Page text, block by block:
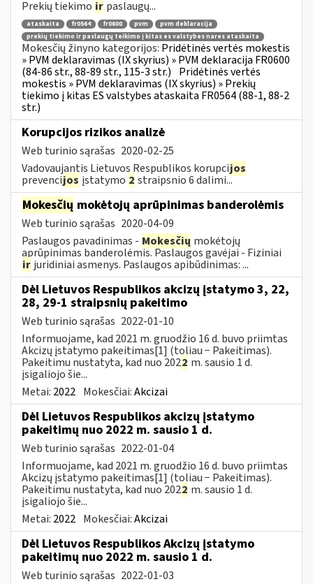
Prekių tiekimo ir paslaugų...
ataskaita fr0564 fr0600 pvm
pvm deklaracija
prekių tiekimo ir paslaugų teikimo į kitas es valstybes nares ataskaita
Mokesčių žinyno kategorijos: Pridėtinės vertės mokestis
» PVM deklaravimas (IX skyrius) » PVM deklaracija FR0600
(84-86 str., 88-89 str., 115-3 str.) Pridėtinės vertės
mokestis » PVM deklaravimas (IX skyrius) » Prekių
tiekimo į kitas ES valstybes ataskaita FR0564 (88-1, 88-2
str.)
Korupcijos rizikos analizė
Web turinio sąrašas 2020-02-25
Vadovaujantis Lietuvos Respublikos korupcijos
prevencijos įstatymo 2 straipsnio 6 dalimi...
Mokesčių mokėtojų aprūpinimas banderolėmis
Web turinio sąrašas 2020-04-09
Paslaugos pavadinimas - Mokesčių mokėtojų
aprūpinimas banderolėmis. Paslaugos gavėjai - Fiziniai
ir juridiniai asmenys. Paslaugos apibūdinimas: ...
Dėl Lietuvos Respublikos akcizų įstatymo 3, 22,
28, 29-1 straipsnių pakeitimo
Web turinio sąrašas 2022-01-10
Informuojame, kad 2021 m. gruodžio 16 d. buvo priimtas
Akcizų įstatymo pakeitimas[1] (toliau − Pakeitimas).
Pakeitimu nustatyta, kad nuo 2022 m. sausio 1 d.
įsigaliojo šie...
Metai: 2022 Mokesčiai:Akcizai
Dėl Lietuvos Respublikos akcizų įstatymo
pakeitimų nuo 2022 m. sausio 1 d.
Web turinio sąrašas 2022-01-04
Informuojame, kad 2021 m. gruodžio 16 d. buvo priimtas
Akcizų įstatymo pakeitimas[1] (toliau − Pakeitimas).
Pakeitimu nustatyta, kad nuo 2022 m. sausio 1 d.
įsigaliojo šie...
Metai: 2022 Mokesčiai:Akcizai
Dėl Lietuvos Respublikos Akcizų įstatymo
pakeitimų nuo 2022 m. sausio 1 d.
Web turinio sąrašas 2022-01-03